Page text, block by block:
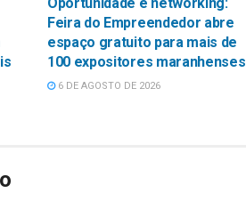
Feira do Empreendedor abre
espaço gratuito para mais de
100 expositores maranhenses
6 DE AGOSTO DE 2026